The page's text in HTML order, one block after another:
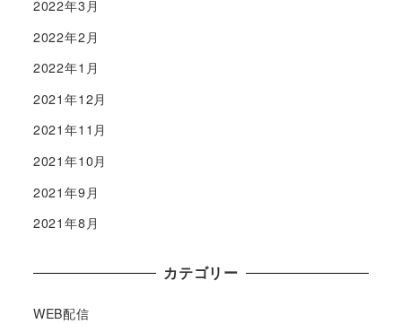
2022年3月
2022年2月
2022年1月
2021年12月
2021年11月
2021年10月
2021年9月
2021年8月
カテゴリー
WEB配信